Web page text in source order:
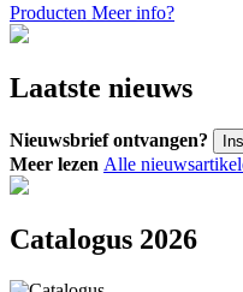
Producten Meer info?
Laatste nieuws
Nieuwsbrief ontvangen?
Meer lezen Alle
Catalogus 2026